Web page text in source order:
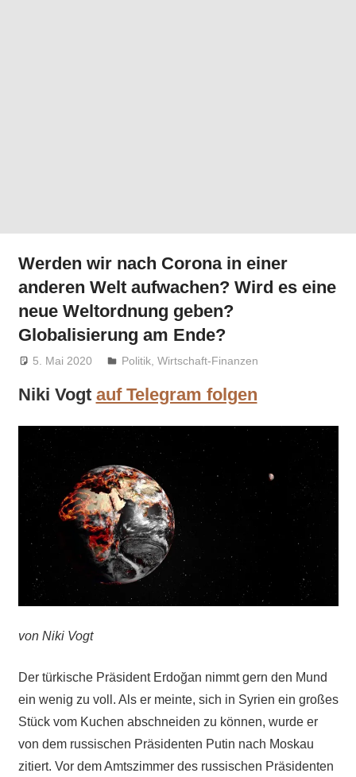
Werden wir nach Corona in einer
anderen Welt aufwachen? Wird es eine
neue Weltordnung geben?
Globalisierung am Ende?
5. Mai 2020 Niki Vogt
Politik,Wirtschaft-Finanzen
Niki Vogt auf Telegram folgen
von Niki Vogt
Der türkische Präsident Erdoğan nimmt gern den Mund
ein wenig zu voll. Als er meinte, sich in Syrien ein großes
Stück vom Kuchen abschneiden zu können, wurde er
von dem russischen Präsidenten Putin nach Moskau
zitiert. Vor dem Amtszimmer des russischen Präsidenten